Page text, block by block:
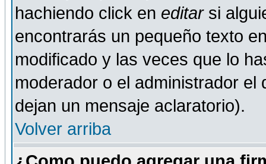
hachiendo click en editarsi
encontrarás un pequeño texto
modificado y las veces que lo
moderador o el administrador
dejan un mensaje aclaratorio).
Volver arriba